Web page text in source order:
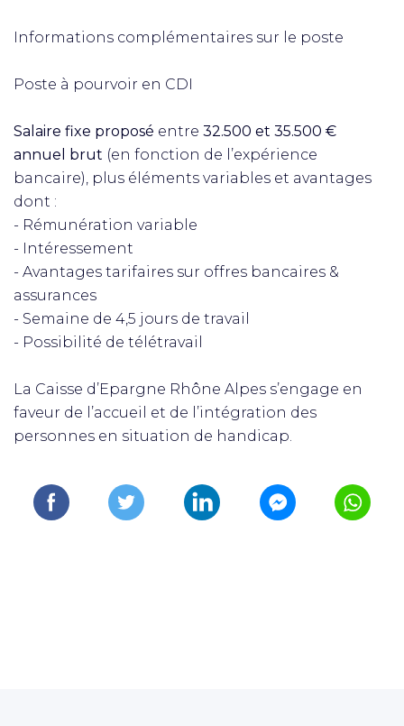
Informations complémentaires sur le poste
Poste à pourvoir en CDI
Salaire fixe proposé entre 32.500 et 35.500 €
annuel brut (en fonction de l’expérience
bancaire), plus éléments variables et avantages
dont :
- Rémunération variable
- Intéressement
- Avantages tarifaires sur offres bancaires &
assurances
- Semaine de 4,5 jours de travail
- Possibilité de télétravail
La Caisse d’Epargne Rhône Alpes s’engage en
faveur de l’accueil et de l’intégration des
personnes en situation de handicap.